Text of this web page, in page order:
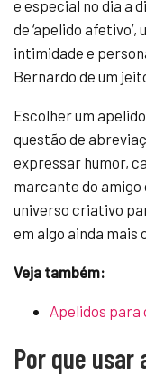
e especial no dia a
de ‘apelido
intimidade e
Bernardo de um
Escolher um
questão de
expressar humor,
marcante do amigo
universo criativo
em algo ainda mais
Veja também:
Apelidos para
Por que usar